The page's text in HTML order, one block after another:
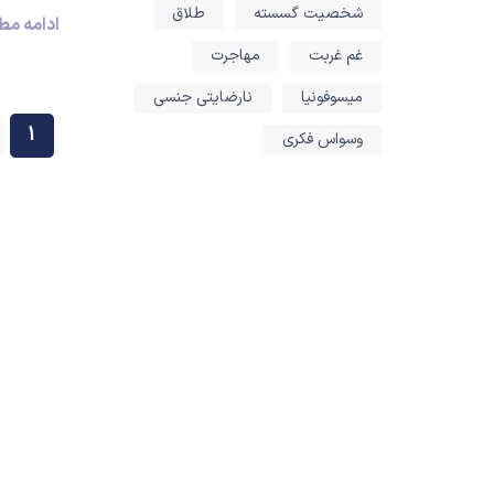
ادامه
1
شخصیت گسسته
طلاق
غم غربت
مهاجرت
میسوفونیا
نارضایتی جنسی
وسواس فکری